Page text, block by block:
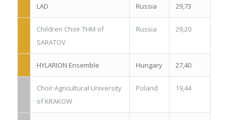
LAD
Russia 29,73
Children Choir THM of
SARATOV
Russia 29,20
HYLARION Ensemble Hungary 27,40
Choir Agricultural University
of KRAKOW
Poland 19,44